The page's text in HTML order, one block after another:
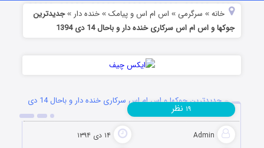
خانه » سرگرمی » اس ام اس و پیامک »خنده دار »جدیدترین
جوکها و اس ام اس سرکاری خنده دار و باحال 14 دی 1394
جدیدترین جوکها و اس ام اس سرکاری خنده دار و باحال 14 دی
1394
Admin ۱۴ دی ۱۳۹۴
۱۹ نظر